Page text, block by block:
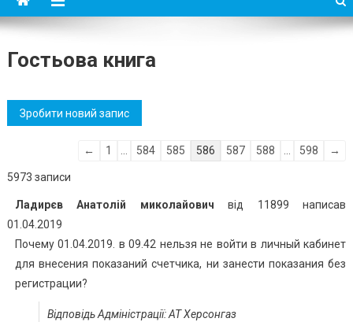
Гостьова книга
Навігація
гостьової
← 1 584 585 586 587 588 598 →
5973 записи
Ладирєв Анатолій миколайовичвід 11899
написав
01.04.2019
Почему 01.04.2019. в 09.42 нельзя не войти в личный кабинет
для внесения показаний счетчика, ни занести показания без
регистрации?
Відповідь Адміністрації: АТ Херсонгаз